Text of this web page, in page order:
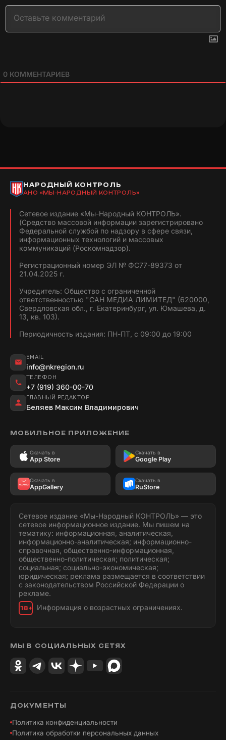
0 КОММЕНТАРИЕВ
НАРОДНЫЙ КОНТРОЛЬ
АНО «МЫ-НАРОДНЫЙ КОНТРОЛЬ»
Сетевое издание «Мы-Народный КОНТРОЛЬ».
(Средство массовой информации зарегистрировано
Федеральной службой по надзору в сфере связи,
информационных технологий и массовых
коммуникаций (Роскомнадзор).
Регистрационный номер ЭЛ № ФС77-89373 от
21.04.2025 г.
Учредитель: Общество с ограниченной
ответственностью "САН МЕДИА ЛИМИТЕД" (620000,
Свердловская обл., г. Екатеринбург, ул. Юмашева, д.
13, кв. 103).
Периодичность издания: ПН-ПТ, с 09:00 до 19:00
EMAIL
info@nkregion.ru
ТЕЛЕФОН
+7 (919) 360-00-70
ГЛАВНЫЙ РЕДАКТОР
Беляев Максим Владимирович
МОБИЛЬНОЕ ПРИЛОЖЕНИЕ
Скачать в
App Store
Скачать в
Google Play
Скачать в
AppGallery
Скачать в
RuStore
Сетевое издание «Мы-Народный КОНТРОЛЬ» — это
сетевое информационное издание. Мы пишем на
тематику: информационная, аналитическая,
информационно-аналитическая; информационно-
справочная, общественно-информационная,
общественно-политическая; политическая;
социальная; социально-экономическая;
юридическая; реклама размещается в соответствии
с законодательством Российской Федерации о
рекламе.
18+ Информация о возрастных ограничениях.
МЫ В СОЦИАЛЬНЫХ СЕТЯХ
ДОКУМЕНТЫ
Политика конфиденциальности
Политика обработки персональных данных